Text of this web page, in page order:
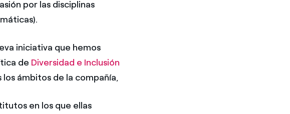
por las disciplinas
iniciativa que hemos
de Diversidad e Inclusión
ámbitos de la compañía,
en los que ellas